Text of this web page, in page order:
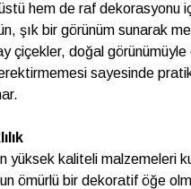
hem de raf dekorasyonu
şık bir görünüm sunarak
çiçekler, doğal görünümüyle
sayesinde
yüksek kaliteli malzemeleri
ömürlü bir dekoratif öğe